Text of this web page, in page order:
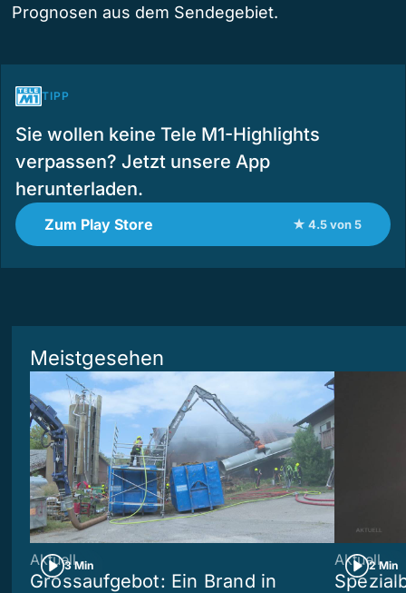
Prognosen aus dem Sendegebiet.
TIPP
Sie wollen keine Tele M1-Highlights
verpassen? Jetzt unsere App
herunterladen.
Zum Play Store ★ 4.5 von 5
Meistgesehen
3 Min
Aktuell
Grossaufgebot: Ein Brand in
2 Min
Aktuell